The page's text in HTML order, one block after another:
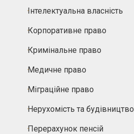
Інтелектуальна власність
Корпоративне право
Кримінальне право
Медичне право
Міграційне право
Нерухомість та будівництво
Перерахунок пенсій